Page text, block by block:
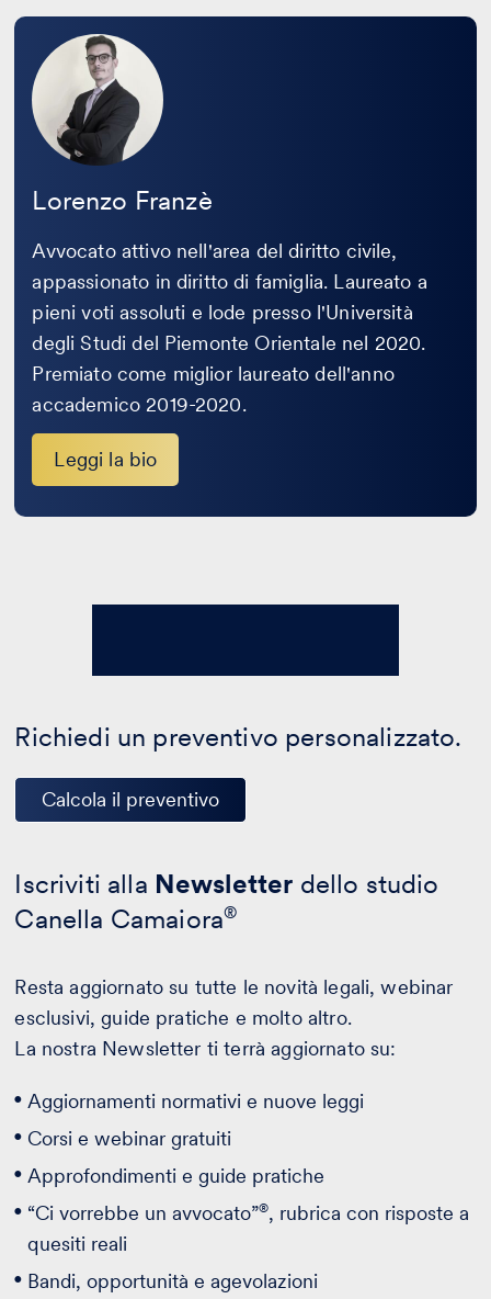
Lorenzo Franzè
Avvocato attivo nell'area del diritto civile,
appassionato in diritto di famiglia. Laureato a
pieni voti assoluti e lode presso l'Università
degli Studi del Piemonte Orientale nel 2020.
Premiato come miglior laureato dell'anno
accademico 2019-2020.
Leggi la bio
Leggi
bio
Richiedi un preventivo personalizzato.
Calcola il preventivo
Iscriviti alla Newsletter dello studio
Canella Camaiora®
Resta aggiornato su tutte le novità legali, webinar
esclusivi, guide pratiche e molto altro.
La nostra Newsletter ti terrà aggiornato su:
Aggiornamenti normativi e nuove leggi
Corsi e webinar gratuiti
Approfondimenti e guide pratiche
“Ci vorrebbe un avvocato”®, rubrica con risposte a
quesiti reali
Bandi, opportunità e agevolazioni